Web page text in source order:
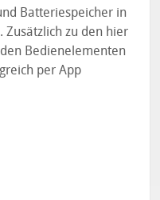
Batteriespeicher in
Zusätzlich zu den hier
Bedienelementen
per App